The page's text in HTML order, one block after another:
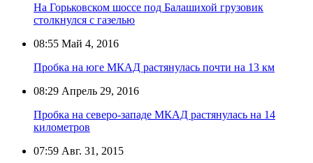
На Горьковском шоссе под Балашихой грузовик
столкнулся с газелью
08:55 Май 4, 2016
Пробка на юге МКАД растянулась почти на 13 км
08:29 Апрель 29, 2016
Пробка на северо-западе МКАД растянулась на 14
километров
07:59 Авг. 31, 2015